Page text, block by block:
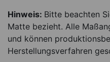
Hinweis: Bitte beachten
Matte bezieht. Alle
und können
Herstellungsverfahren